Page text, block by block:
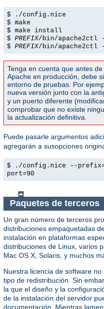
$ ./config.nice
$ make
$ make install
$ PREFIX/bin/apache2ctl
$ PREFIX/bin/apache2ctl
Tenga en cuenta que antes
Apache en producción, debe
entorno de pruebas. Por
nueva versión junto con la
y un puerto diferente
comprobar que no existe
la actualización definitiva.
Puede pasarle argumentos
agregarán a susopciones
$ ./config.nice --
port=90
Paquetes de terceros
Un gran número de terceros
distribuciones empaquetadas
instalación en plataformas
distribuciones de Linux, varios
Mac OS X, Solaris, y muchos
Nuestra licencia de software
tipo de redistribución. Sin
la que el diseño y la
de la instalación del servidor
documentación. Mientras